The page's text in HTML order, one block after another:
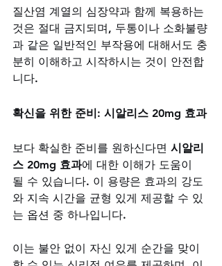
질산염 계열의 심장약과 함께 복용하는
것은 절대 금지되며, 두통이나 소화불량
과 같은 일반적인 부작용에 대해서도 충
분히 이해하고 시작하시는 것이 안전합
니다.
확신을 위한 준비: 시알리스 20mg 효과
보다 확실한 준비를 원하신다면 시알리
스 20mg 효과에 대한 이해가 도움이
될 수 있습니다. 이 용량은 효과의 강도
와 지속 시간을 균형 있게 제공할 수 있
는 옵션 중 하나입니다.
이는 불안 없이 자신 있게 순간을 맞이